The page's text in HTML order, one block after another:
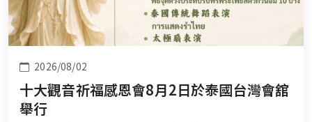
2026/08/02
十大觀音祈福感恩會8月2日於泰國台灣會舘
舉行